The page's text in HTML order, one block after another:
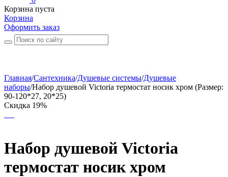
Корзина пуста
Корзина
Оформить заказ
Главная/Сантехника/Душевые системы/Душевые
наборы/Набор душевой Victoria термостат носик хром (Размер:
90-120*27, 20*25)
Скидка 19%
Набор душевой Victoria
термостат носик хром